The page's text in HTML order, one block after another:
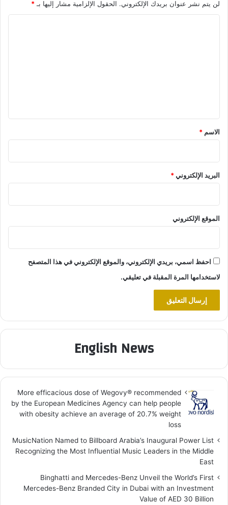
لن يتم نشر عنوان بريدك الإلكتروني. الحقول الإلزامية مشار إليها بـ *
*
الاسم *
البريد الإلكتروني*
الموقع الإلكتروني
احفظ اسمي، بريدي الإلكتروني، والموقع الإلكتروني في هذا المتصفح
لاستخدامها المرة المقبلة في تعليقي.
English News
More efficacious dose of Wegovy®️ recommended
by the European Medicines Agency can help people
with obesity achieve an average of 20.7% weight
loss
MusicNation Named to Billboard Arabia’s Inaugural Power List
Recognizing the Most Influential Music Leaders in the Middle
East
Binghatti and Mercedes-Benz Unveil the World’s First
Mercedes-Benz Branded City in Dubai with an Investment
Value of AED 30 Billion